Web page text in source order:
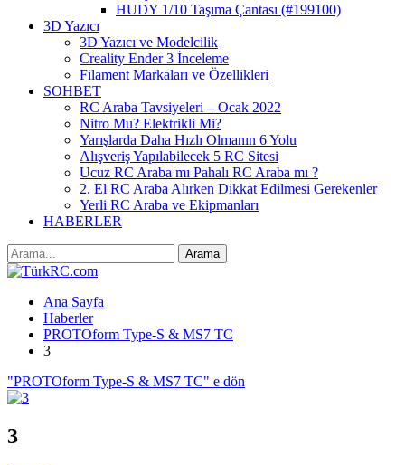
HUDY 1/10 Taşıma Çantası (#199100)
3D Yazıcı
3D Yazıcı ve Modelcilik
Creality Ender 3 İnceleme
Filament Markaları ve Özellikleri
SOHBET
RC Araba Tavsiyeleri – Ocak 2022
Nitro Mu? Elektrikli Mi?
Yarışlarda Daha Hızlı Olmanın 6 Yolu
Alışveriş Yapılabilecek 5 RC Sitesi
Ucuz RC Araba mı Pahalı RC Araba mı ?
2. El RC Araba Alırken Dikkat Edilmesi Gerekenler
Yerli RC Araba ve Ekipmanları
HABERLER
Ana Sayfa
Haberler
PROTOform Type-S & MS7 TC
3
"PROTOform Type-S & MS7 TC" e dön
3